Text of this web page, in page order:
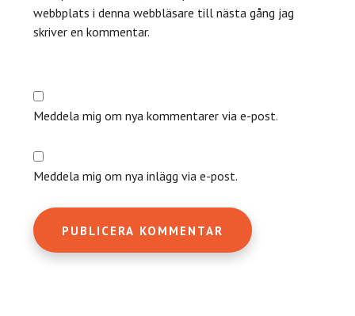
webbplats i denna webbläsare till nästa gång jag
skriver en kommentar.
Meddela mig om nya kommentarer via e-post.
Meddela mig om nya inlägg via e-post.